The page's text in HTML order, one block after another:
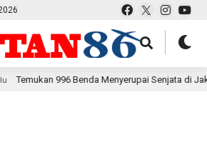
996 Benda Menyerupai Senjata di Jaksel,